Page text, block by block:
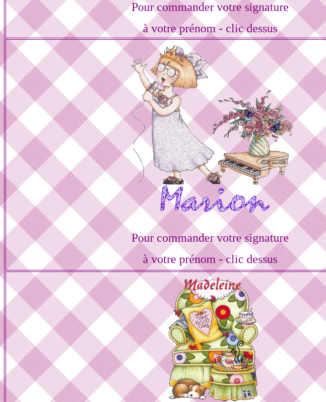
Pour commander votre signature
à votre prénom - clic dessus
Pour commander votre signature
à votre prénom - clic dessus